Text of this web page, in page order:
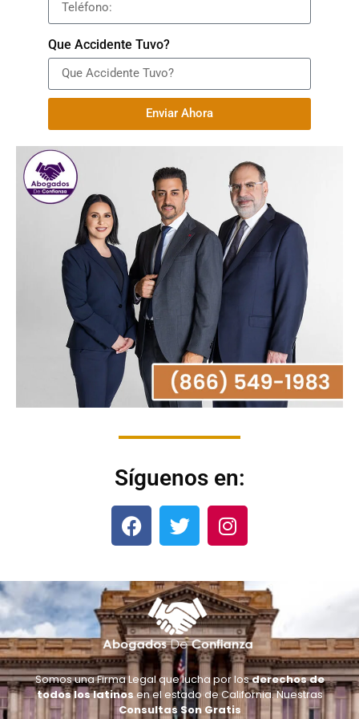
Que Accidente Tuvo?
Enviar Ahora
Síguenos en:
Somos una Firma Legal que lucha por losderechos de
todos los latinosen el estado de California. Nuestras
Consultas Son Gratis